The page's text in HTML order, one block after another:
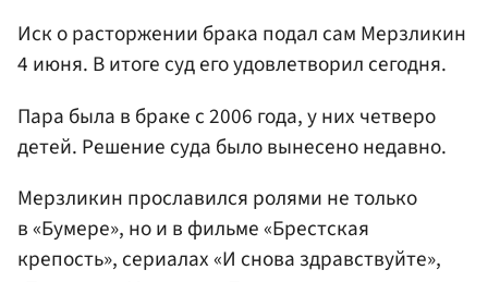
Иск о расторжении брака подал сам Мерзликин
4 июня. В итоге суд его удовлетворил сегодня.
Пара была в браке с 2006 года, у них четверо
детей. Решение суда было вынесено недавно.
Мерзликин прославился ролями не только
в «Бумере», но и в фильме «Брестская
крепость», сериалах «И снова здравствуйте»,